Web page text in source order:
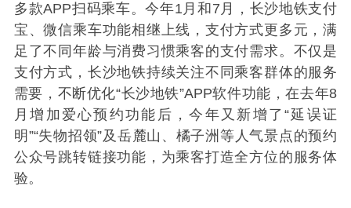
多款APP扫码乘车。今年1月和7月，长沙地铁支付
宝、微信乘车功能相继上线，支付方式更多元，满
足了不同年龄与消费习惯乘客的支付需求。不仅是
支付方式，长沙地铁持续关注不同乘客群体的服务
需要，不断优化“长沙地铁”APP软件功能，在去年8
月增加爱心预约功能后，今年又新增了“延误证
明”“失物招领”及岳麓山、橘子洲等人气景点的预约
公众号跳转链接功能，为乘客打造全方位的服务体
验。